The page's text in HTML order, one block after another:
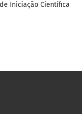
Iniciação Científica